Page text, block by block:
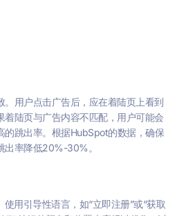
用户点击广告后，应在着陆页上看到
陆页与广告内容不匹配，用户可能会
的跳出率。根据HubSpot的数据，确保
出率降低20%-30%。
用引导性语言，如“立即注册”或“获取